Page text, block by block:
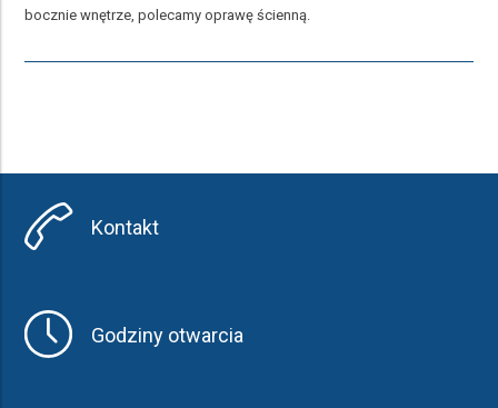
bocznie wnętrze, polecamy oprawę ścienną.
Kontakt
Godziny otwarcia